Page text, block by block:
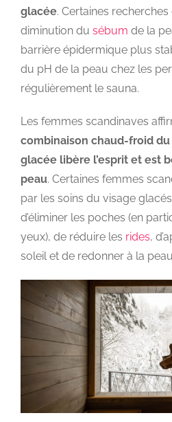
glacée. Certaines
diminution du sébum de la
barrière épidermique plus
du pH de la peau chez les
régulièrement le sauna.
Les femmes scandinaves
combinaison chaud-froid du
glacée libère l’esprit et est
peau. Certaines femmes
par les soins du visage
d’éliminer les poches (en
yeux), de réduire les rides,
soleil et de redonner à la